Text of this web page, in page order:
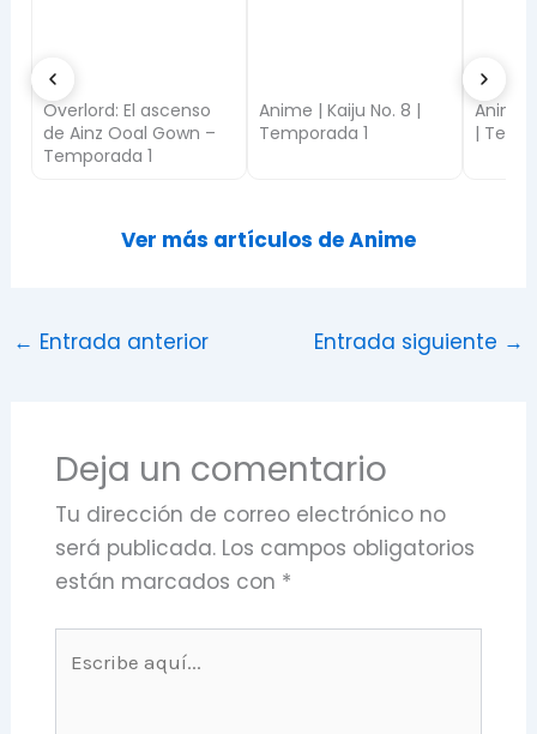
Overlord: El ascenso
de Ainz Ooal Gown –
Temporada 1
Anime | Kaiju No. 8 |
Temporada 1
Anime
|
Ver más artículos de Anime
← Entrada anterior Entrada siguiente →
Deja un comentario
Tu dirección de correo electrónico no
será publicada. Los campos obligatorios
están marcados con *
aquí...